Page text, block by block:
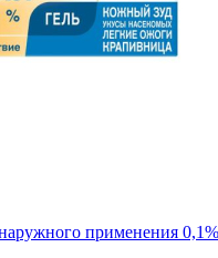
применения